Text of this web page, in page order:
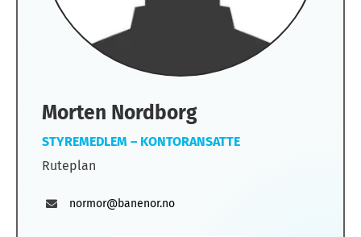
Morten Nordborg
STYREMEDLEM – KONTORANSATTE
Ruteplan
normor@banenor.no